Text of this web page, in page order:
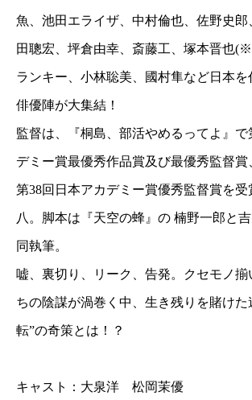
魚、池田エライザ、中村倫也、佐野史郎
田聰宏、坪倉由幸、斎藤工、塚本晋也
ランキー、小林聡美、國村隼など日本
俳優陣が大集結！
監督は、『桐島、部活やめるってよ』で
デミー賞最優秀作品賞及び最優秀監督
第38回日本アカデミー賞優秀監督賞を受
八。脚本は『天空の蜂』の 楠野一郎と
同執筆。
嘘、裏切り、リーク、告発。クセモノ揃
ちの陰謀が渦巻く中、生き残りを賭けた
転”の奇策とは！？
キャスト：大泉洋 松岡茉優